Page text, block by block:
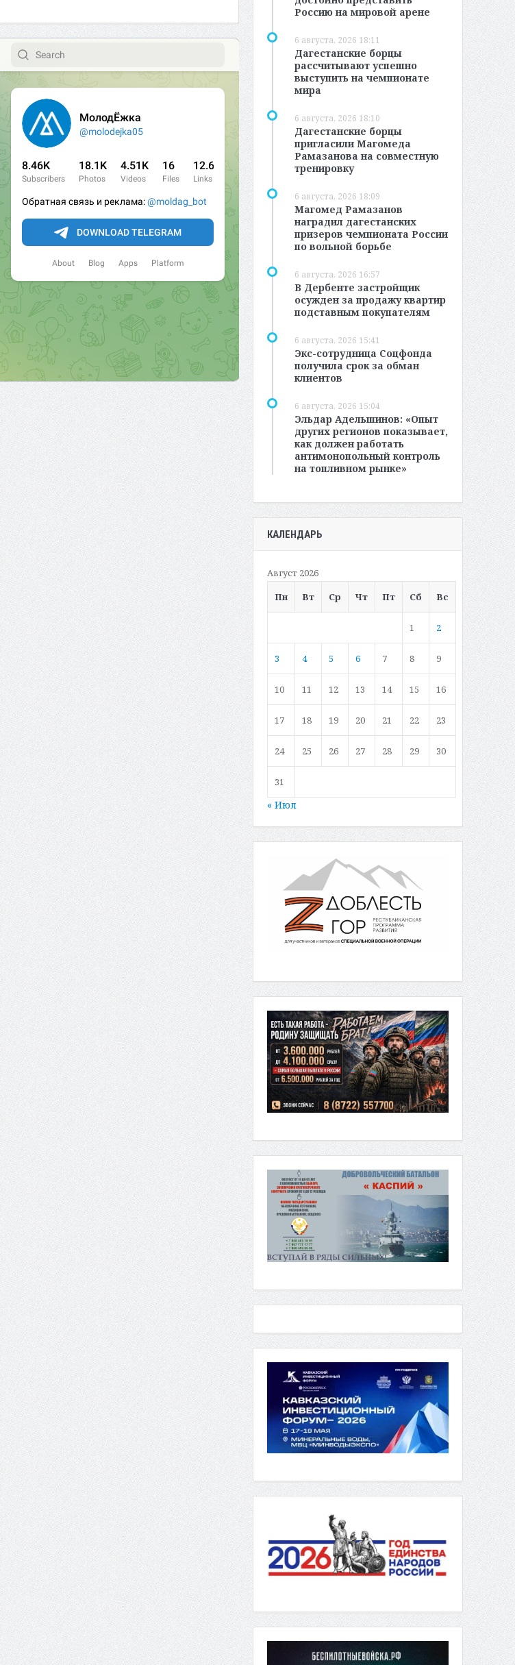
Россию на мировой арене
6 августа, 2026 18:11
Дагестанские борцы
рассчитывают успешно
выступить на чемпионате
мира
6 августа, 2026 18:10
Дагестанские борцы
пригласили Магомеда
Рамазанова на совместную
тренировку
6 августа, 2026 18:09
Магомед Рамазанов
наградил дагестанских
призеров чемпионата России
по вольной борьбе
6 августа, 2026 16:57
В Дербенте застройщик
осужден за продажу квартир
подставным покупателям
6 августа, 2026 15:41
Экс-сотрудница Соцфонда
получила срок за обман
клиентов
6 августа, 2026 15:04
Эльдар Адельшинов: «Опыт
других регионов показывает,
как должен работать
антимонопольный контроль
на топливном рынке»
КАЛЕНДАРЬ
Август 2026
Пн
Вт Ср Чт Пт Сб Вс
1 2
3 4 5 6 7 8 9
10 11 12 13 14 15 16
17 18 19 20 21 22 23
24 25 26 27 28 29 30
31
« Июл